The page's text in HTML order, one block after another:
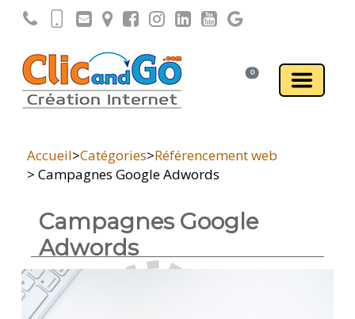
0
Accueil>Catégories>Référencement web
> Campagnes Google Adwords
Campagnes Google
Adwords